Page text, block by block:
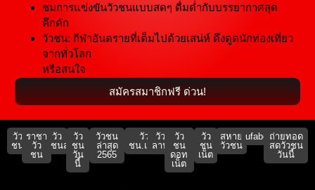
ชมการแข่งขันวัวชนแบบสดๆ ดื่มด่ำกับบรรยากาศสุด
คึกคัก
วัวชน: กีฬาอันตรายที่เต็มไปด้วยเสน่ห์ ดึงดูดนักท่องเที่ยว
จากทั่วโลก
หรือสนใจ
สมัครสมาชิกฟรี ด่วน!
วัว
ชน
ราชา
วัว
ชน
วัว
ชนสด
วัว
ชน
วัน
นี้
วัวชน
ล่าสุด
2565
วัว
ชน.เน็ต
วัว
ลาน
วัว
ชน
ดอท
เน็ต
วัว
ชน
เน็ต
สหาย
วัวชน
ufabet911ถ่ายทอด
สดวัวชน
วันนี้